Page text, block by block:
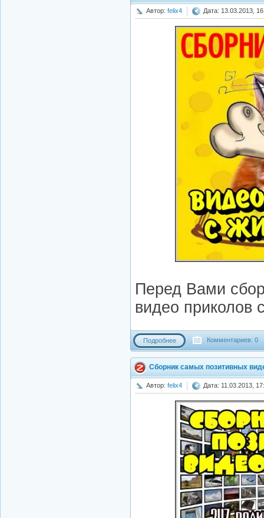
Автор: felix4 Дата: 13.03.2013,
Перед Вами
видео приколов
Подробнее Комментариев: 0
Сборник самых позитивных
Автор: felix4 Дата: 11.03.2013,